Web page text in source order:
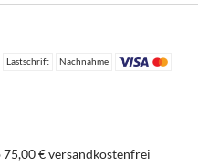
Lastschrift
Nachnahme
75,00 € versandkostenfrei